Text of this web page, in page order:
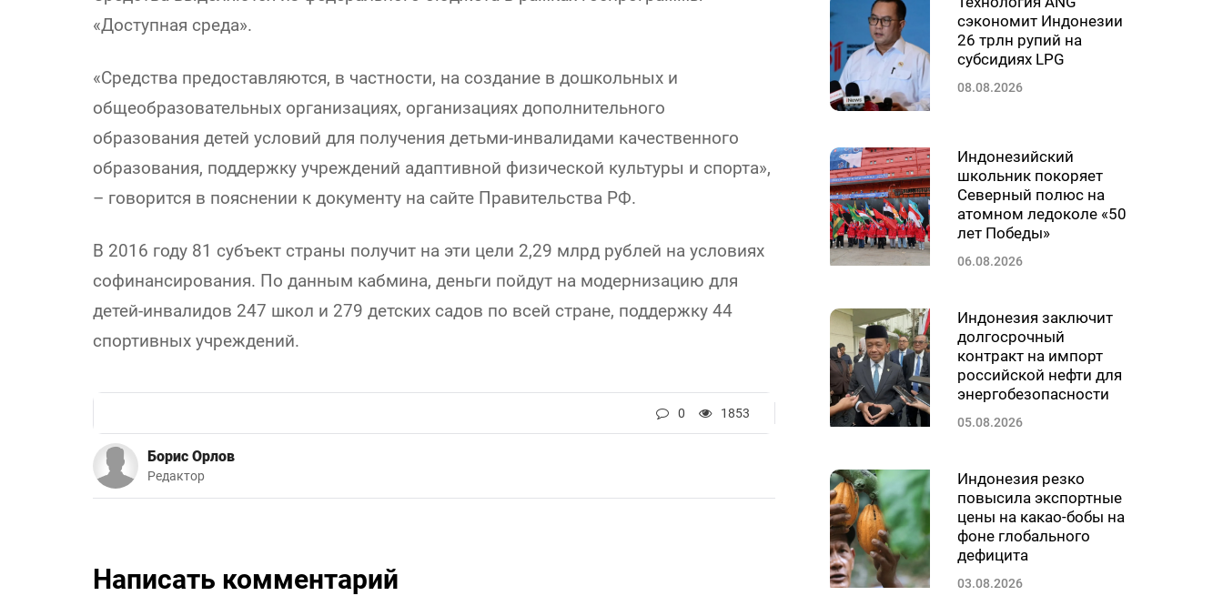
«Доступная среда».
«Средства предоставляются, в частности, на создание в дошкольных и
общеобразовательных организациях, организациях дополнительного
образования детей условий для получения детьми-инвалидами качественного
образования, поддержку учреждений адаптивной физической культуры и спорта»,
– говорится в пояснении к документу на сайте Правительства РФ.
В 2016 году 81 субъект страны получит на эти цели 2,29 млрд рублей на условиях
софинансирования. По данным кабмина, деньги пойдут на модернизацию для
детей-инвалидов 247 школ и 279 детских садов по всей стране, поддержку 44
спортивных учреждений.
0 1853
Борис Орлов
Редактор
Написать комментарий
сэкономит Индонезии
26 трлн рупий на
субсидиях LPG
08.08.2026
Индонезийский
школьник покоряет
Северный полюс на
атомном ледоколе «50
лет Победы»
06.08.2026
Индонезия заключит
долгосрочный
контракт на импорт
российской нефти для
энергобезопасности
05.08.2026
Индонезия резко
повысила экспортные
цены на какао-бобы на
фоне глобального
дефицита
03.08.2026